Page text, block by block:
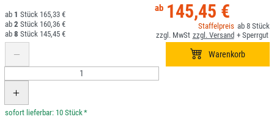
145,45 €
8
1
165,33 €
2
160,36 €
8
145,45 €
*